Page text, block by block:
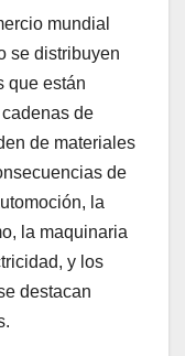
mundial
se distribuyen
que están
de
de materiales
de
la
la maquinaria
y los
destacan